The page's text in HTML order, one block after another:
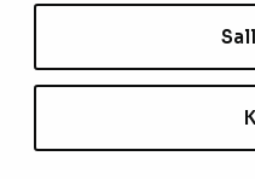
EVÄSTEASETUKSET